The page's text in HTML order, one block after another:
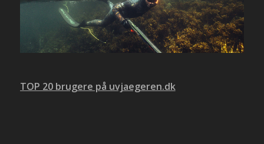
TOP 20 brugere på uvjaegeren.dk